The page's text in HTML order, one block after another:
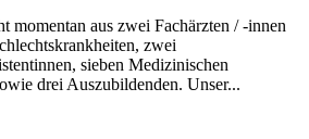
momentan aus zwei Fachärzten / -innen
zwei
sieben Medizinischen
drei Auszubildenden. Unser...